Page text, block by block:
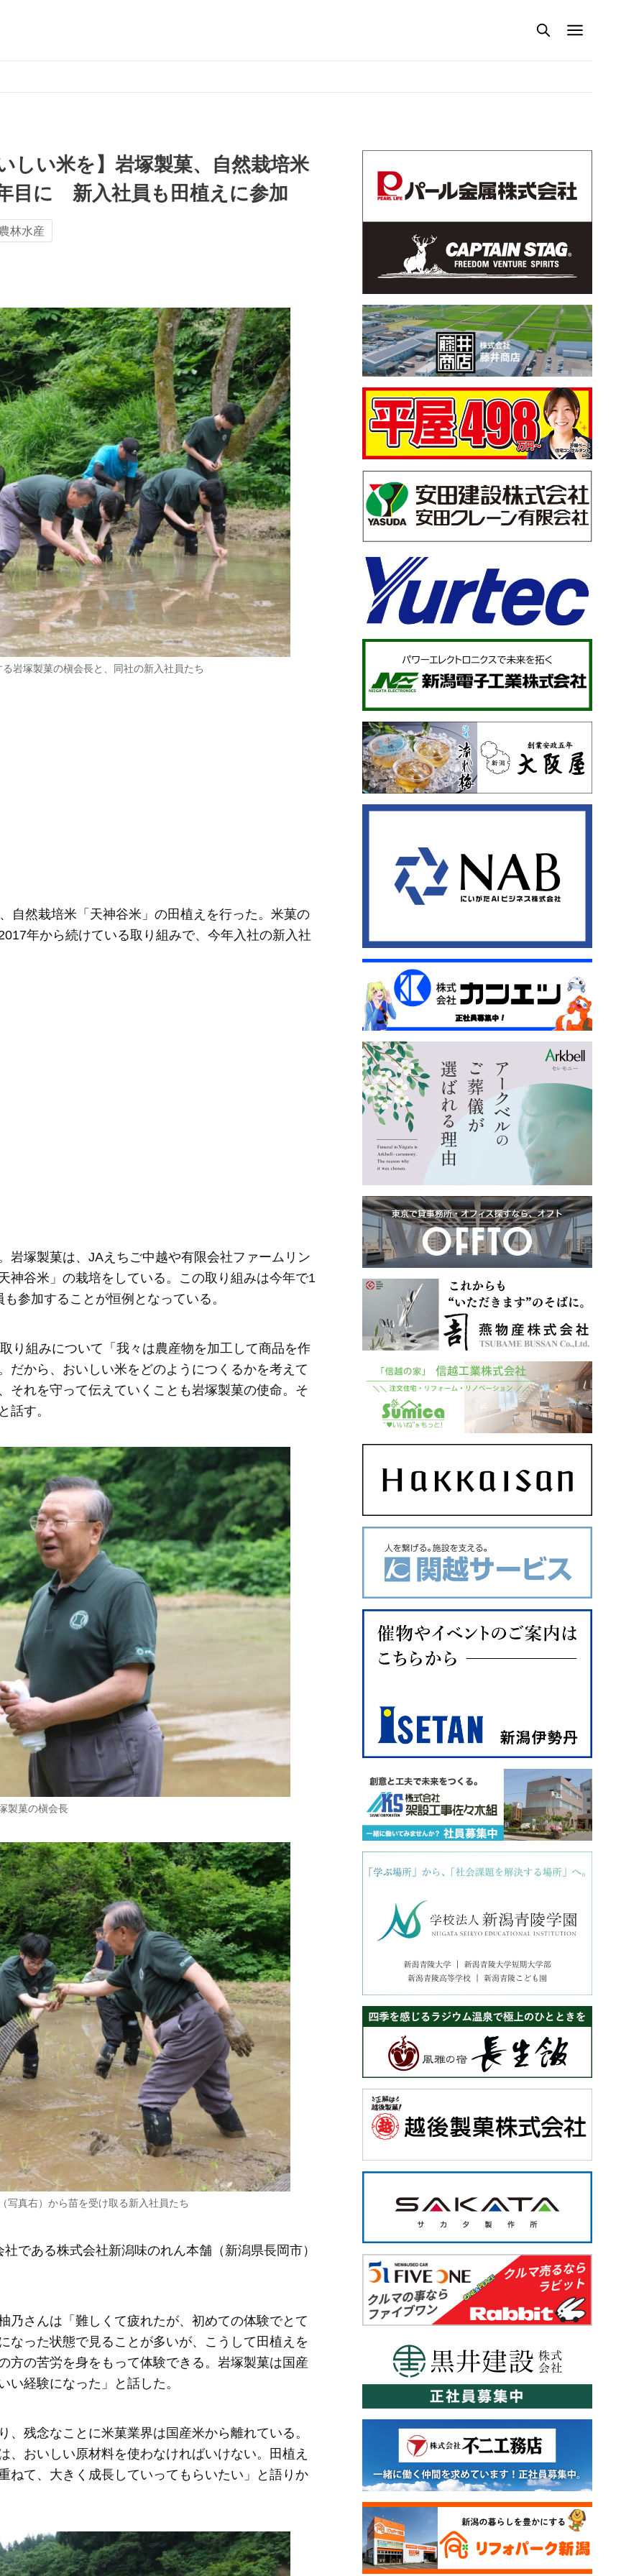
しい米を】岩塚製菓、自然栽培米
目に 新入社員も田植えに参加
林水産
岩塚製菓の槇会長と、同社の新入社員たち
自然栽培米「天神谷米」の田植えを行った。米菓の
年から続けている取り組みで、今年入社の新入社
岩塚製菓は、JAえちご中越や有限会社ファームリン
神谷米」の栽培をしている。この取り組みは今年で1
参加することが恒例となっている。
り組みについて「我々は農産物を加工して商品を作
だから、おいしい米をどのようにつくるかを考えて
それを守って伝えていくことも岩塚製菓の使命。そ
話す。
製菓の槇会長
写真右）から苗を受け取る新入社員たち
である株式会社新潟味のれん本舗（新潟県長岡市）
乃さんは「難しくて疲れたが、初めての体験でとて
なった状態で見ることが多いが、こうして田植えを
方の苦労を身をもって体験できる。岩塚製菓は国産
い経験になった」と話した。
残念なことに米菓業界は国産米から離れている。
おいしい原材料を使わなければいけない。田植え
ねて、大きく成長していってもらいたい」と語りか